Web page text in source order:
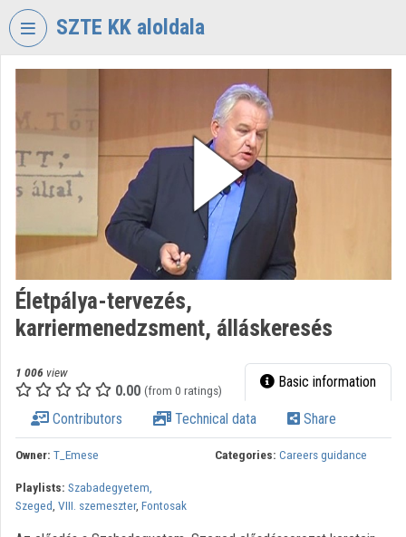
Skip header
SZTE KK aloldala
UNIVERSITY
OF
SZEGED
KLEBELSBERG
Organization home
Organization discovery
Categories
Organizations
Contributors
Életpálya-tervezés,
karriermenedzsment, álláskeresés
1 006 view
0.00 (from 0 ratings) Basic information
Contributors Technical data Share
Owner: T_Emese Categories: Careers guidance
Playlists: Szabadegyetem,
Szeged, VIII. szemeszter, Fontosak